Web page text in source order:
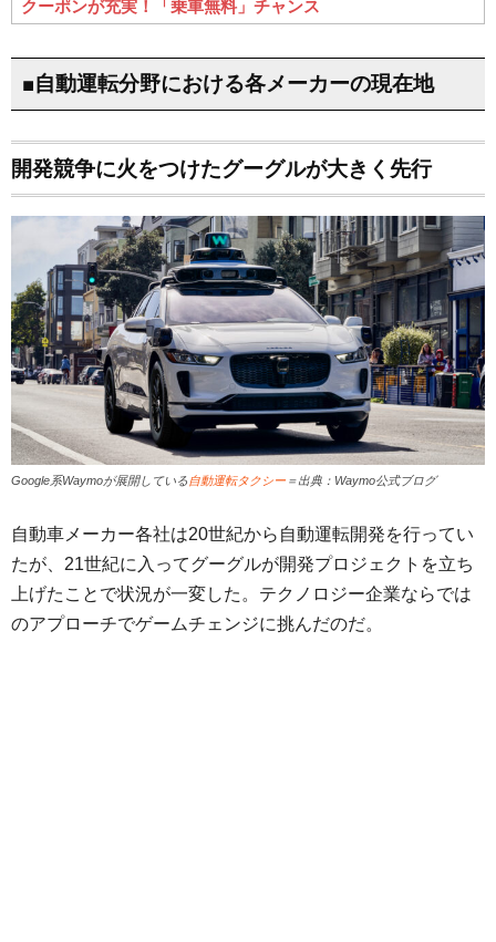
クーポンが充実！「乗車無料」チャンス
■自動運転分野における各メーカーの現在地
開発競争に火をつけたグーグルが大きく先行
Google系Waymoが展開している 自動運転タクシー ＝出典：Waymo公式ブログ
自動車メーカー各社は20世紀から自動運転開発を行ってい
たが、21世紀に入ってグーグルが開発プロジェクトを立ち
上げたことで状況が一変した。テクノロジー企業ならでは
のアプローチでゲームチェンジに挑んだのだ。